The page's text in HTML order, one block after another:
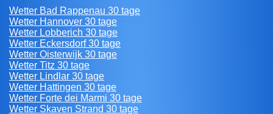
Wetter Bad Rappenau 30 tage
Wetter Hannover 30 tage
Wetter Lobberich 30 tage
Wetter Eckersdorf 30 tage
Wetter Oisterwijk 30 tage
Wetter Titz 30 tage
Wetter Lindlar 30 tage
Wetter Hattingen 30 tage
Wetter Forte dei Marmi 30 tage
Wetter Skaven Strand 30 tage